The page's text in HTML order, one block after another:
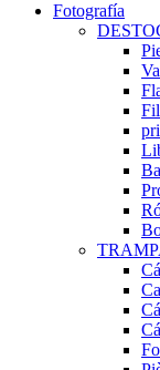
Fotografía